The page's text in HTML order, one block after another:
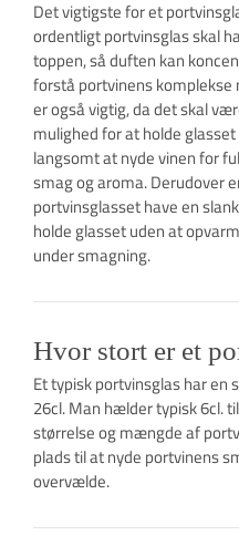
Det vigtigste for et
ordentligt portvinsglas skal
toppen, så duften kan
forstå portvinens komplekse
er også vigtig, da det skal
mulighed for at holde
langsomt at nyde vinen for
smag og aroma. Derudover
portvinsglasset have en
holde glasset uden at
under smagning.
Hvor stort er et
Et typisk portvinsglas har en
26cl. Man hælder typisk 6cl.
størrelse og mængde af
plads til at nyde portvinens
overvælde.